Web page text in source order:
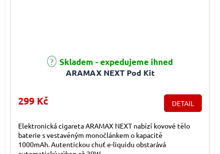
ARAMAX NEXT Pod Kit
Průměrné hodnocení produktu je 5,0 z 5 hvězdiček.
Skladem - expedujeme ihned
299 Kč DETAIL
Elektronická cigareta ARAMAX NEXT nabízí kovové tělo
baterie s vestavěným monočlánkem o kapacitě
1000mAh. Autentickou chuť e-liquidu obstarává